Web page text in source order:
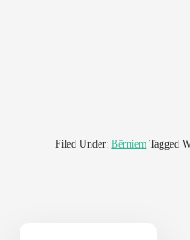
Filed Under:Bērniem Tagged